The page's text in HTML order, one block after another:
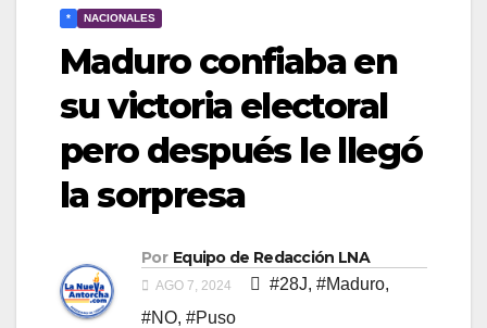
* NACIONALES
Maduro confiaba en
su victoria electoral
pero después le llegó
la sorpresa
Por Equipo de Redacción LNA
AGO 7, 2024 #28J, #Maduro,
#NO, #Puso